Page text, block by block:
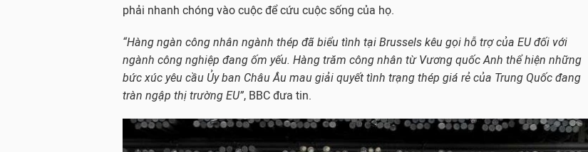
phải nhanh chóng vào cuộc để cứu cuộc sống của họ.
“Hàng ngàn công nhân ngành thép đã biểu tình tại Brussels kêu gọi hỗ trợ của EU đối với
ngành công nghiệp đang ốm yếu. Hàng trăm công nhân từ Vương quốc Anh thể hiện những
bức xúc yêu cầu Ủy ban Châu Âu mau giải quyết tình trạng thép giá rẻ của Trung Quốc đang
tràn ngập thị trường EU”, BBC đưa tin.